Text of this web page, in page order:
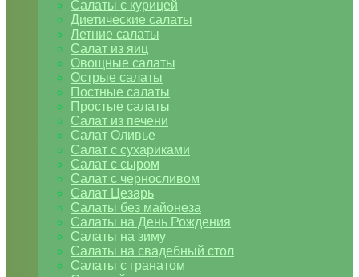
Салаты с курицей
Диетические салаты
Летние салаты
Салат из яиц
Овощные салаты
Острые салаты
Постные салаты
Простые салаты
Салат из печени
Салат Оливье
Салат с сухариками
Салат с сыром
Салат с черносливом
Салат Цезарь
Салаты без майонеза
Салаты на День Рождения
Салаты на зиму
Салаты на свадебный стол
Салаты с гранатом